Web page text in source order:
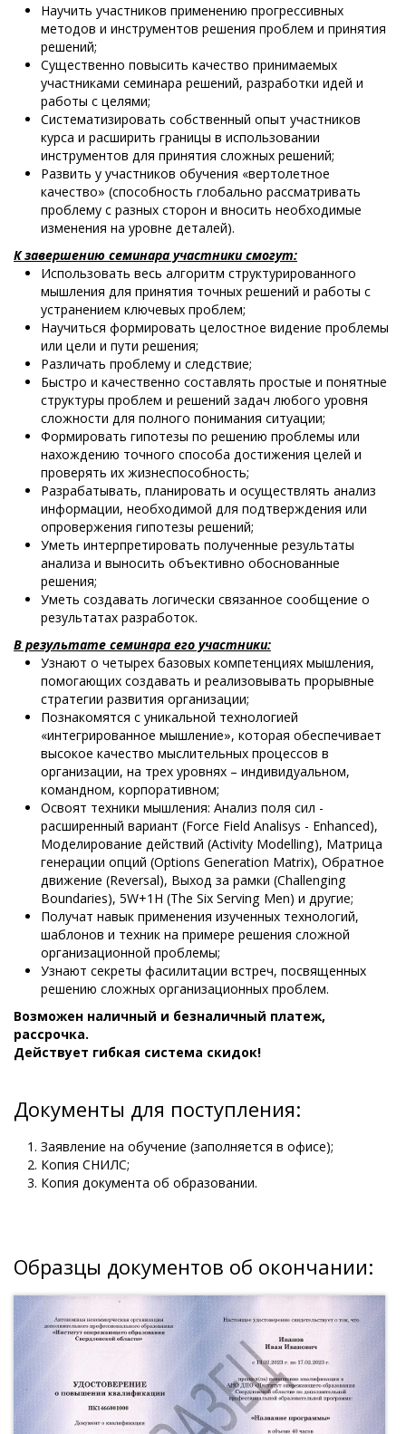
Научить участников применению прогрессивных
методов и инструментов решения проблем и принятия
решений;
Существенно повысить качество принимаемых
участниками семинара решений, разработки идей и
работы с целями;
Систематизировать собственный опыт участников
курса и расширить границы в использовании
инструментов для принятия сложных решений;
Развить у участников обучения «вертолетное
качество» (способность глобально рассматривать
проблему с разных сторон и вносить необходимые
изменения на уровне деталей).
К завершению семинара участники смогут:
Использовать весь алгоритм структурированного
мышления для принятия точных решений и работы с
устранением ключевых проблем;
Научиться формировать целостное видение проблемы
или цели и пути решения;
Различать проблему и следствие;
Быстро и качественно составлять простые и понятные
структуры проблем и решений задач любого уровня
сложности для полного понимания ситуации;
Формировать гипотезы по решению проблемы или
нахождению точного способа достижения целей и
проверять их жизнеспособность;
Разрабатывать, планировать и осуществлять анализ
информации, необходимой для подтверждения или
опровержения гипотезы решений;
Уметь интерпретировать полученные результаты
анализа и выносить объективно обоснованные
решения;
Уметь создавать логически связанное сообщение о
результатах разработок.
В результате семинара его участники:
Узнают о четырех базовых компетенциях мышления,
помогающих создавать и реализовывать прорывные
стратегии развития организации;
Познакомятся с уникальной технологией
«интегрированное мышление», которая обеспечивает
высокое качество мыслительных процессов в
организации, на трех уровнях – индивидуальном,
командном, корпоративном;
Освоят техники мышления: Анализ поля сил -
расширенный вариант (Force Field Analisys - Enhanced),
Моделирование действий (Activity Modelling), Матрица
генерации опций (Options Generation Matrix), Обратное
движение (Reversal), Выход за рамки (Challenging
Boundaries), 5W+1H (The Six Serving Men) и другие;
Получат навык применения изученных технологий,
шаблонов и техник на примере решения сложной
организационной проблемы;
Узнают секреты фасилитации встреч, посвященных
решению сложных организационных проблем.
Возможен наличный и безналичный платеж,
рассрочка.
Действует гибкая система скидок!
Документы для поступления:
Заявление на обучение (заполняется в офисе);
Копия СНИЛС;
Копия документа об образовании.
Образцы документов об окончании: